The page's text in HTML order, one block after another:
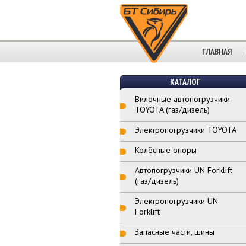
ГЛАВНАЯ
КАТАЛОГ
Вилочные автопогрузчики
TOYOTA (газ/дизель)
Электропогрузчики TOYOTA
Колёсные опоры
Автопогрузчики UN Forklift
(газ/дизель)
Электропогрузчики UN
Forklift
Запасные части, шины